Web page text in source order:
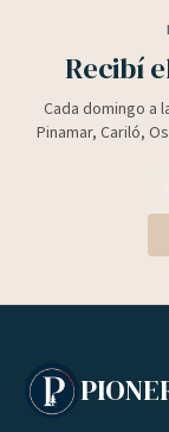
Recibí
Cada domingo a
Pinamar, Cariló,